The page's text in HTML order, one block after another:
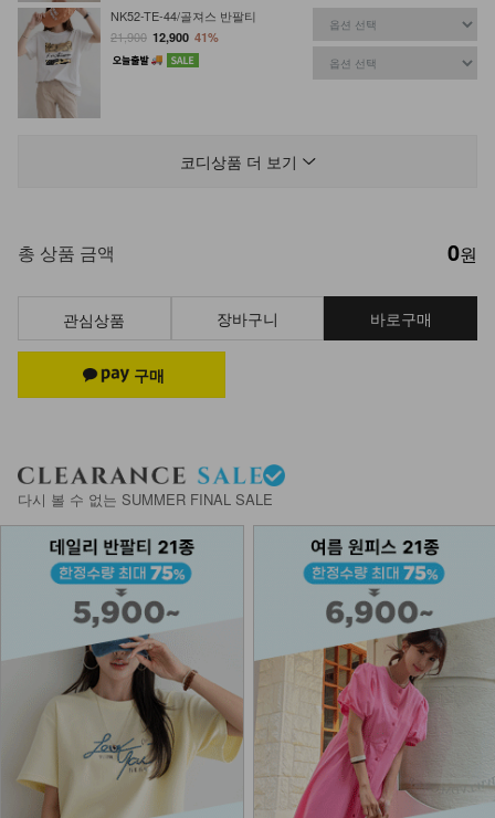
NK52-TE-44/골져스 반팔티
21,900 12,900 41%
NK62-TS-14/조이풀 반팔+헤어밴드
세트_ HR
DM61-J-04/배럴 소프트 가디건_DY
24,900
DM61-T-07/위너 볼륨 업 패드 나시
_HR
NK61-BS-3/니스 캔버스 에코백_YN
24,900
NKA52-AI-1/모던 라인 포인트 반지
7,900
코디상품 더 보기
총 상품 금액 0원
관심상품 장바구니 바로구매
다시 볼 수 없는 SUMMER FINAL SALE